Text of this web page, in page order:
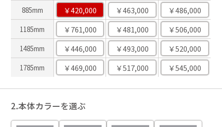
885mm
￥420,000 ￥463,000 ￥486,000
1185mm ￥761,000 ￥481,000 ￥506,000
1485mm ￥446,000 ￥493,000 ￥520,000
1785mm ￥469,000 ￥517,000 ￥545,000
2.本体カラーを選ぶ